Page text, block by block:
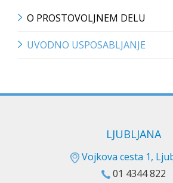
O PROSTOVOLJNEM DELU
UVODNO USPOSABLJANJE
LJUBLJANA
Vojkova cesta 1,
01 4344 822